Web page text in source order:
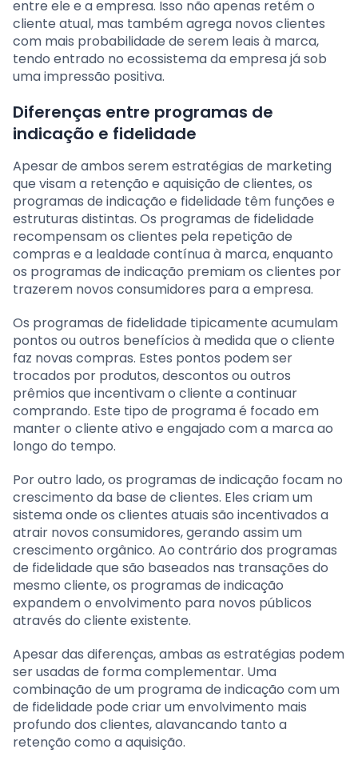
entre ele e a empresa. Isso não apenas retém o
cliente atual, mas também agrega novos clientes
com mais probabilidade de serem leais à marca,
tendo entrado no ecossistema da empresa já sob
uma impressão positiva.
Diferenças entre programas de
indicação e fidelidade
Apesar de ambos serem estratégias de marketing
que visam a retenção e aquisição de clientes, os
programas de indicação e fidelidade têm funções e
estruturas distintas. Os programas de fidelidade
recompensam os clientes pela repetição de
compras e a lealdade contínua à marca, enquanto
os programas de indicação premiam os clientes por
trazerem novos consumidores para a empresa.
Os programas de fidelidade tipicamente acumulam
pontos ou outros benefícios à medida que o cliente
faz novas compras. Estes pontos podem ser
trocados por produtos, descontos ou outros
prêmios que incentivam o cliente a continuar
comprando. Este tipo de programa é focado em
manter o cliente ativo e engajado com a marca ao
longo do tempo.
Por outro lado, os programas de indicação focam no
crescimento da base de clientes. Eles criam um
sistema onde os clientes atuais são incentivados a
atrair novos consumidores, gerando assim um
crescimento orgânico. Ao contrário dos programas
de fidelidade que são baseados nas transações do
mesmo cliente, os programas de indicação
expandem o envolvimento para novos públicos
através do cliente existente.
Apesar das diferenças, ambas as estratégias podem
ser usadas de forma complementar. Uma
combinação de um programa de indicação com um
de fidelidade pode criar um envolvimento mais
profundo dos clientes, alavancando tanto a
retenção como a aquisição.